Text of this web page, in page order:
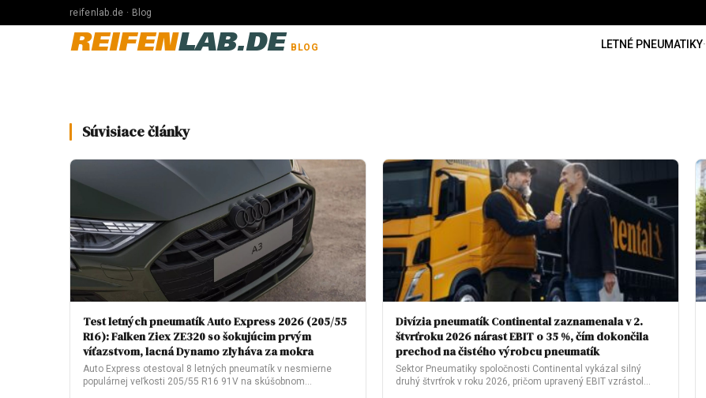
reifenlab.de · Blog
REIFENLAB.DE BLOG LETNÉ PNEUMATIKY·
Súvisiace články
Test letných pneumatík Auto Express 2026 (205/55
R16): Falken Ziex ZE320 so šokujúcim prvým
víťazstvom, lacná Dynamo zlyháva za mokra
Auto Express otestoval 8 letných pneumatík v nesmierne
populárnej veľkosti 205/55 R16 91V na skúšobnom…
Divízia pneumatík Continental zaznamenala v 2.
štvrťroku 2026 nárast EBIT o 35 %, čím dokončila
prechod na čistého výrobcu pneumatík
Sektor Pneumatiky spoločnosti Continental vykázal silný
druhý štvrťrok v roku 2026, pričom upravený EBIT vzrástol…